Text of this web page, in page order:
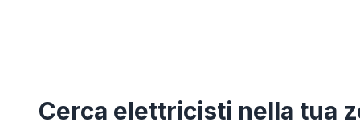
Cerca elettricisti nella tua